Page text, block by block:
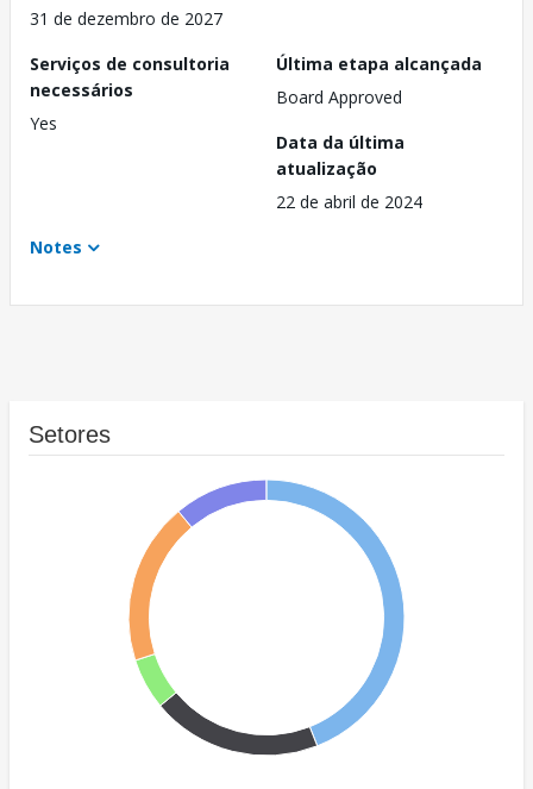
31 de dezembro de 2027
Serviços de consultoria
necessários
Yes
Última etapa alcançada
Board Approved
Data da última
atualização
22 de abril de 2024
Notes
Setores